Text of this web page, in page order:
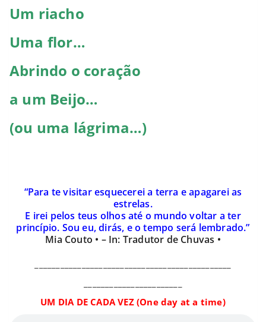
Um riacho
Uma flor…
Abrindo o coração
a um Beijo…
(ou uma lágrima…)
“Para te visitar esquecerei a terra e apagarei as
estrelas.
E irei pelos teus olhos até o mundo voltar a ter
princípio. Sou eu, dirás, e o tempo será lembrado.”
Mia Couto • – In: Tradutor de Chuvas •
UM DIA DE CADA VEZ (One day at a time)